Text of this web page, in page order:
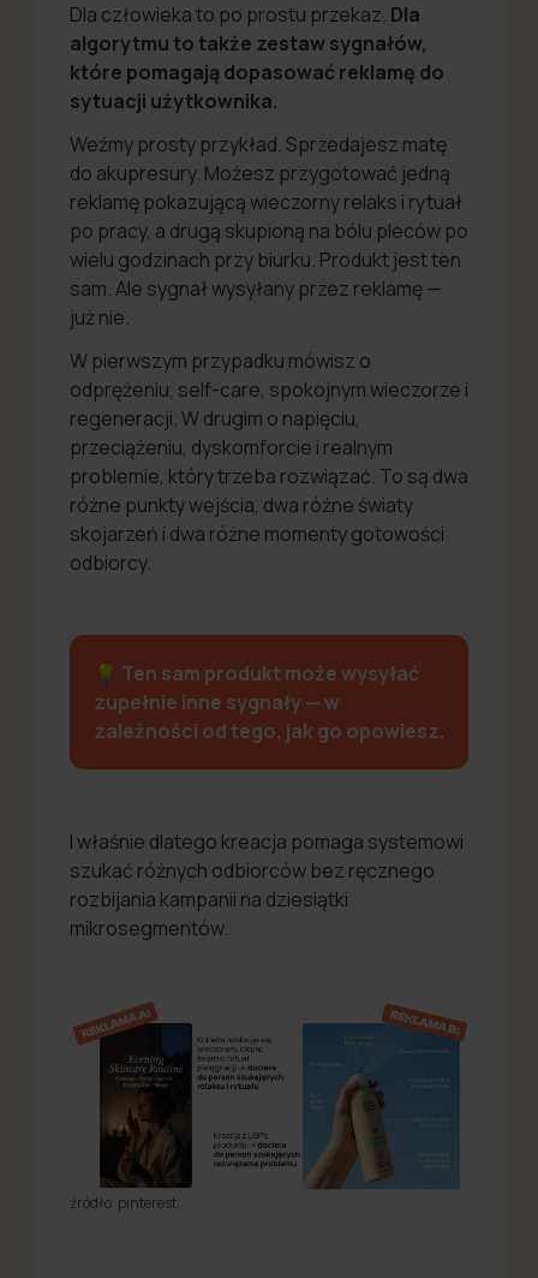
Dla człowieka to po prostu przekaz. Dla
algorytmu to także zestaw sygnałów,
które pomagają dopasować reklamę do
sytuacji użytkownika.
Weźmy prosty przykład. Sprzedajesz matę
do akupresury. Możesz przygotować jedną
reklamę pokazującą wieczorny relaks i rytuał
po pracy, a drugą skupioną na bólu pleców po
wielu godzinach przy biurku. Produkt jest ten
sam. Ale sygnał wysyłany przez reklamę —
już nie.
W pierwszym przypadku mówisz o
odprężeniu, self-care, spokojnym wieczorze i
regeneracji. W drugim o napięciu,
przeciążeniu, dyskomforcie i realnym
problemie, który trzeba rozwiązać. To są dwa
różne punkty wejścia, dwa różne światy
skojarzeń i dwa różne momenty gotowości
odbiorcy.
💡 Ten sam produkt może wysyłać
zupełnie inne sygnały — w
zależności od tego, jak go opowiesz.
I właśnie dlatego kreacja pomaga systemowi
szukać różnych odbiorców bez ręcznego
rozbijania kampanii na dziesiątki
mikrosegmentów.
źródło: pinterest